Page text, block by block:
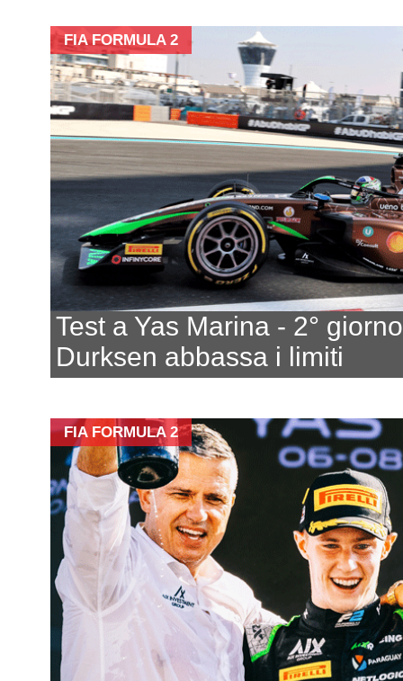
FIA FORMULA 2
Test a Yas Marina - 2° giorno
Durksen abbassa i limiti
FIA FORMULA 2